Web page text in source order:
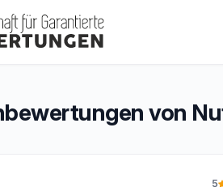
9,3 von 10
10(12 410 Bewertungen)
von
5